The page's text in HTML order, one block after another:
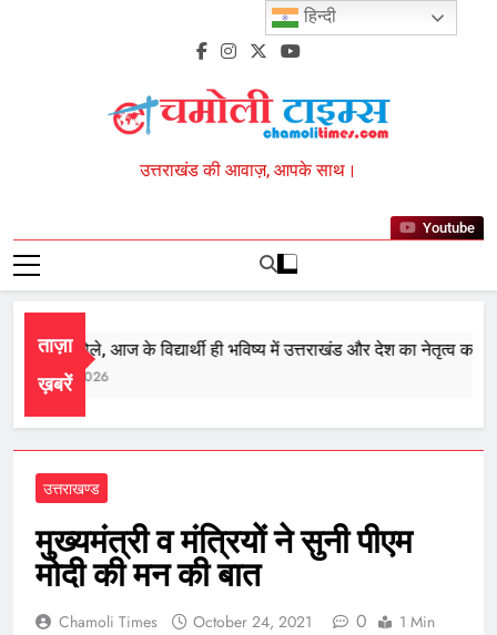
Chamoli Times
उत्तराखंड की आवाज़, आपके साथ।
Youtube
ताज़ा
ख़बरें
धामी बोले, आज के विद्यार्थी ही भविष्य में उत्तराखंड और देश का नेतृत्व करेंगे
10, 2026
उत्तराखण्ड
मुख्यमंत्री व मंत्रियों ने सुनी पीएम
मोदी की मन की बात
Chamoli Times October 24, 2021 0 1 Min
हिन्दी